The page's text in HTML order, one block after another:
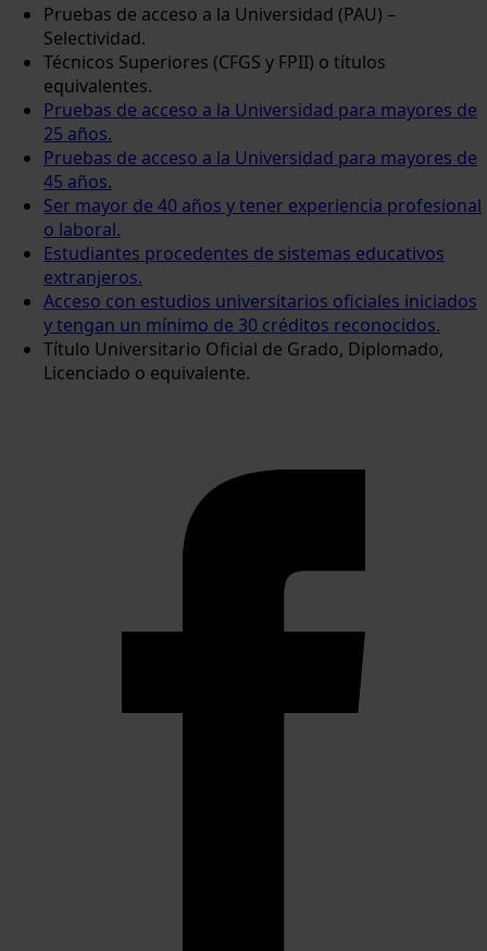
Pruebas de acceso a la Universidad (PAU) –
Selectividad.
Técnicos Superiores (CFGS y FPII) o títulos
equivalentes.
Pruebas de acceso a la Universidad para mayores de
25 años.
Pruebas de acceso a la Universidad para mayores de
45 años.
Ser mayor de 40 años y tener experiencia profesional
o laboral.
Estudiantes procedentes de sistemas educativos
extranjeros.
Acceso con estudios universitarios oficiales iniciados
y tengan un mínimo de 30 créditos reconocidos.
Título Universitario Oficial de Grado, Diplomado,
Licenciado o equivalente.